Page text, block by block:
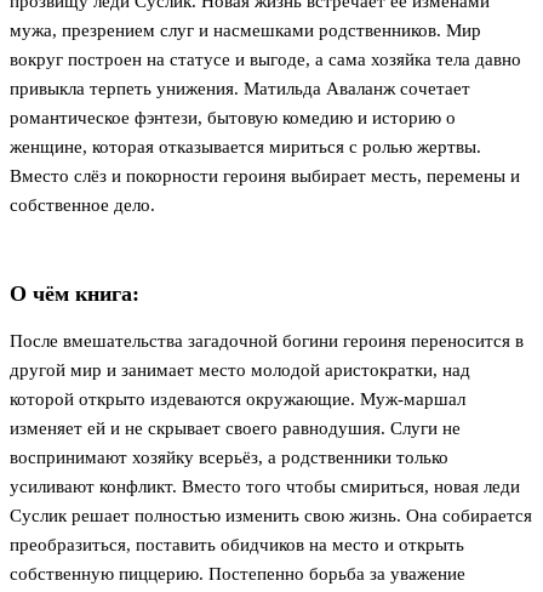
мужа, презрением слуг и насмешками родственников. Мир
вокруг построен на статусе и выгоде, а сама хозяйка тела давно
привыкла терпеть унижения. Матильда Аваланж сочетает
романтическое фэнтези, бытовую комедию и историю о
женщине, которая отказывается мириться с ролью жертвы.
Вместо слёз и покорности героиня выбирает месть, перемены и
собственное дело.
О чём книга:
После вмешательства загадочной богини героиня переносится в
другой мир и занимает место молодой аристократки, над
которой открыто издеваются окружающие. Муж-маршал
изменяет ей и не скрывает своего равнодушия. Слуги не
воспринимают хозяйку всерьёз, а родственники только
усиливают конфликт. Вместо того чтобы смириться, новая леди
Суслик решает полностью изменить свою жизнь. Она собирается
преобразиться, поставить обидчиков на место и открыть
собственную пиццерию. Постепенно борьба за уважение